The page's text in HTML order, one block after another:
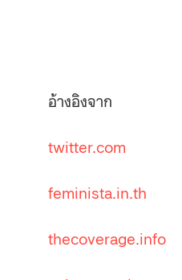
อ้างอิงจาก
twitter.com
feminista.in.th
thecoverage.info